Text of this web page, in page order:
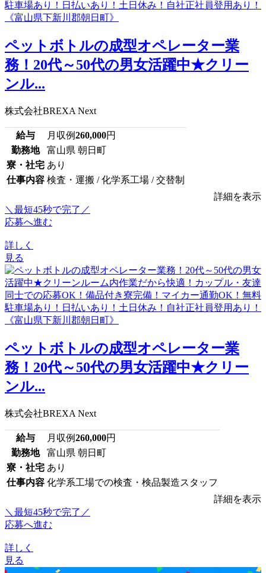
ペットボトルの成型オペレーター業
務！20代～50代の男女活躍中★クリー
ンル...
株式会社BREXA Next
給与 月収例260,000円
勤務地
富山県 朝日町
寮・社宅 あり
仕事内容 検査・運搬 / 化学系工場 / 交替制
詳細を表示
＼最短45秒で完了／
応募へ進む
詳しく
見る
ペットボトルの成型オペレーター業
務！20代～50代の男女活躍中★クリー
ンル...
株式会社BREXA Next
給与 月収例260,000円
勤務地
富山県 朝日町
寮・社宅 あり
仕事内容 化学系工場での検査・検品製造スタッフ
詳細を表示
＼最短45秒で完了／
応募へ進む
詳しく
見る